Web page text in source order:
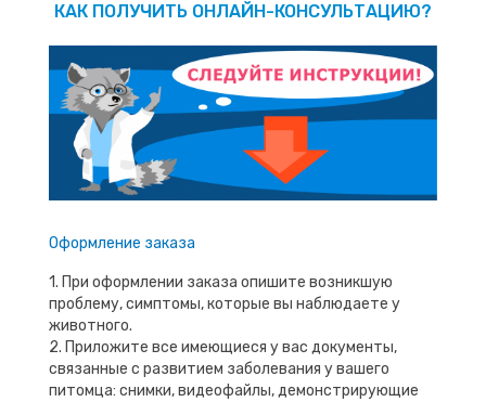
КАК ПОЛУЧИТЬ ОНЛАЙН-КОНСУЛЬТАЦИЮ?
Оформление заказа
1. При оформлении заказа опишите возникшую
проблему, симптомы, которые вы наблюдаете у
животного.
2. Приложите все имеющиеся у вас документы,
связанные с развитием заболевания у вашего
питомца: снимки, видеофайлы, демонстрирующие